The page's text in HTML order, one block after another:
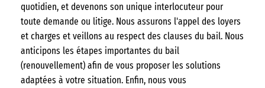
quotidien, et devenons son unique interlocuteur pour
toute demande ou litige. Nous assurons l'appel des loyers
et charges et veillons au respect des clauses du bail. Nous
anticipons les étapes importantes du bail
(renouvellement) afin de vous proposer les solutions
adaptées à votre situation. Enfin, nous vous